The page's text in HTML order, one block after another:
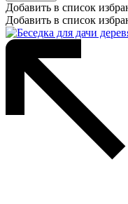
Добавить в список
Добавить в список